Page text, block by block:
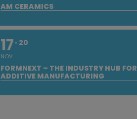
AM CERAMICS
17
NOV
20
FORMNEXT – THE INDUSTRY HUB FOR
ADDITIVE MANUFACTURING